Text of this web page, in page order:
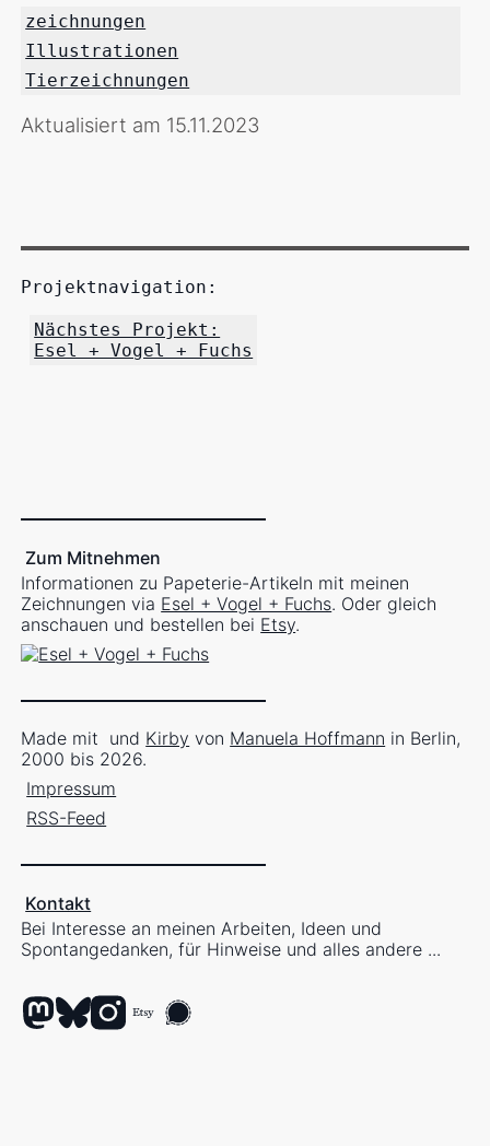
zeichnungen
Illustrationen
Tierzeichnungen
Aktualisiert am 15.11.2023
Projektnavigation:
Nächstes Projekt:
Esel + Vogel + Fuchs
Zum Mitnehmen
Informationen zu Papeterie-Artikeln mit meinen
Zeichnungen via Esel + Vogel + Fuchs. Oder gleich
anschauen und bestellen bei Etsy.
Made mit und Kirby von Manuela Hoffmann in Berlin,
2000 bis 2026.
Impressum
RSS-Feed
Kontakt
Bei Interesse an meinen Arbeiten, Ideen und
Spontangedanken, für Hinweise und alles andere ...